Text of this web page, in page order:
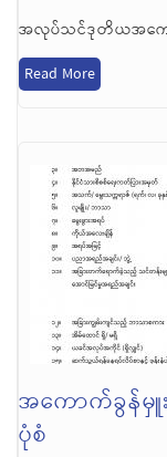
အလုပ်သင်ဒုတိယအကေ
Read More
အကောက်ခွန်မှူ
ပုံစံ